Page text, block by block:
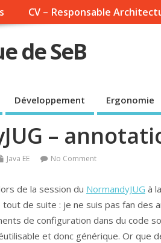
CV – Responsable
de SeB
Développement Ergonomie
–
Java EE No Comment
de la session du NormandyJUG à
de suite : je ne suis pas fan des
de configuration dans du code
et donc générique. Or que